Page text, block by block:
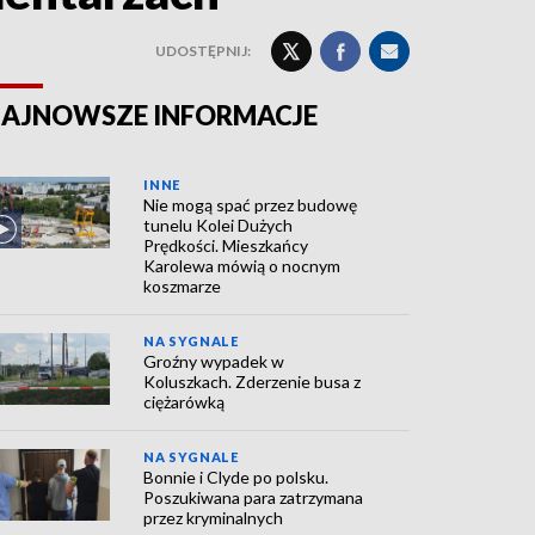
UDOSTĘPNIJ:
INFORMACJE
INNE
Nie mogą spać przez budowę
tunelu Kolei Dużych
Prędkości. Mieszkańcy
Karolewa mówią o nocnym
koszmarze
NA SYGNALE
Groźny wypadek w
Koluszkach. Zderzenie busa z
ciężarówką
NA SYGNALE
Bonnie i Clyde po polsku.
Poszukiwana para zatrzymana
przez kryminalnych